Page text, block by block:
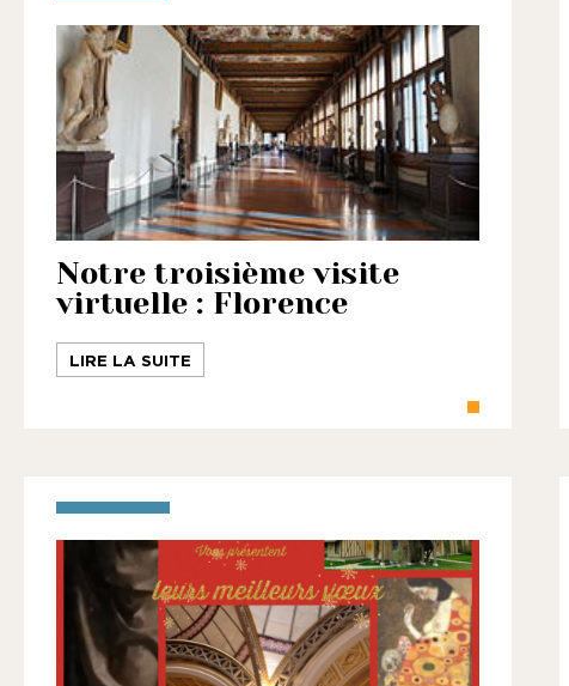
Notre troisième visite
virtuelle : Florence
LIRE LA SUITE